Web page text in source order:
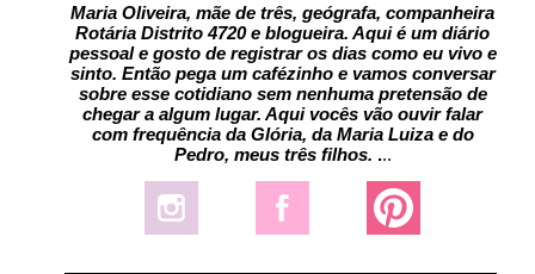
Maria Oliveira, mãe de três, geógrafa, companheira
Rotária Distrito 4720 e blogueira. Aqui é um diário
pessoal e gosto de registrar os dias como eu vivo e
sinto. Então pega um cafézinho e vamos conversar
sobre esse cotidiano sem nenhuma pretensão de
chegar a algum lugar. Aqui vocês vão ouvir falar
com frequência da Glória, da Maria Luiza e do
Pedro, meus três filhos. ...